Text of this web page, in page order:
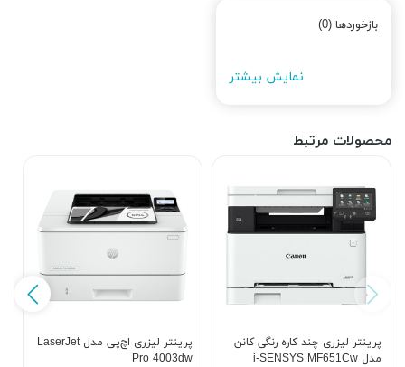
بازخوردها (0)
نمایش بیشتر
محصولات مرتبط
پرینتر لیزری چند کاره رنگی کانن
مدل i-SENSYS MF651Cw
پرینتر لیزری اچ‌پی مدل LaserJet
Pro 4003dw